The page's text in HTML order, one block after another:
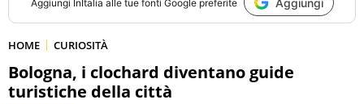
Aggiungi InItalia alle tue fonti Google preferite
HOME CURIOSITÀ
Bologna, i clochard diventano guide
turistiche della città